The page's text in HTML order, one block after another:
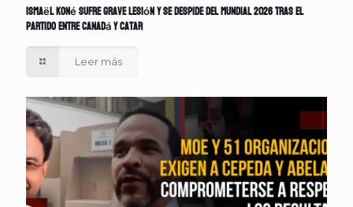
Ismaël Koné sufre grave lesión y se despide del Mundial 2026 tras el
partido entre Canadá y Catar
Leer más